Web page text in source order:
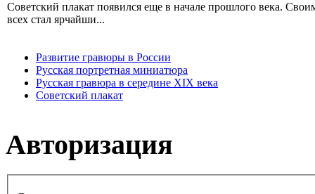
Советский плакат появился еще в начале прошлого века.
всех стал ярчайши...
Развитие гравюры в России
Русская портретная миниатюра
Русская гравюра в середине XIX века
Советский плакат
Авторизация